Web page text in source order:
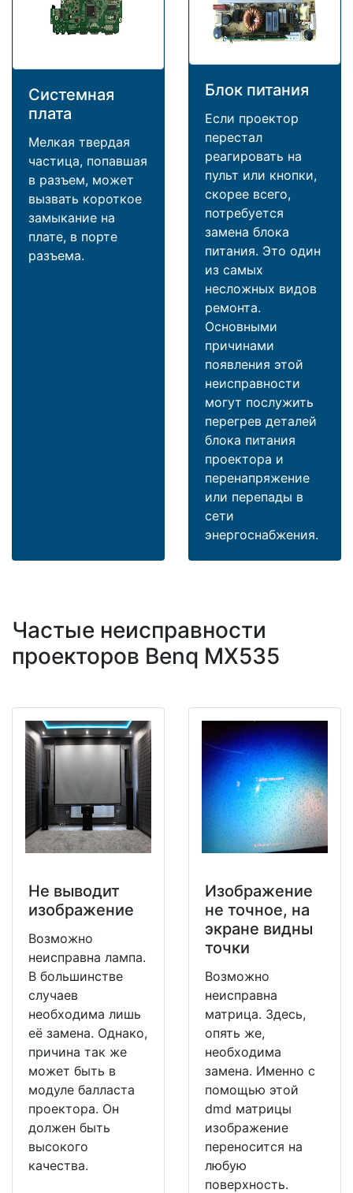
Системная
плата
Мелкая твердая
частица, попавшая
в разъем, может
вызвать короткое
замыкание на
плате, в порте
разъема.
Блок питания
Если проектор
перестал
реагировать на
пульт или кнопки,
скорее всего,
потребуется
замена блока
питания. Это один
из самых
несложных видов
ремонта.
Основными
причинами
появления этой
неисправности
могут послужить
перегрев деталей
блока питания
проектора и
перенапряжение
или перепады в
сети
энергоснабжения.
Частые неисправности
проекторов Benq MX535
Не выводит
изображение
Возможно
неисправна лампа.
В большинстве
случаев
необходима лишь
её замена. Однако,
причина так же
может быть в
модуле балласта
проектора. Он
должен быть
высокого
качества.
Изображение
не точное, на
экране видны
точки
Возможно
неисправна
матрица. Здесь,
опять же,
необходима
замена. Именно с
помощью этой
dmd матрицы
изображение
переносится на
любую
поверхность.